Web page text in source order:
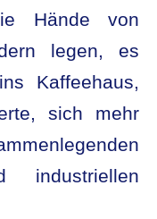
Hände von
legen, es
Kaffeehaus,
sich mehr
industriellen